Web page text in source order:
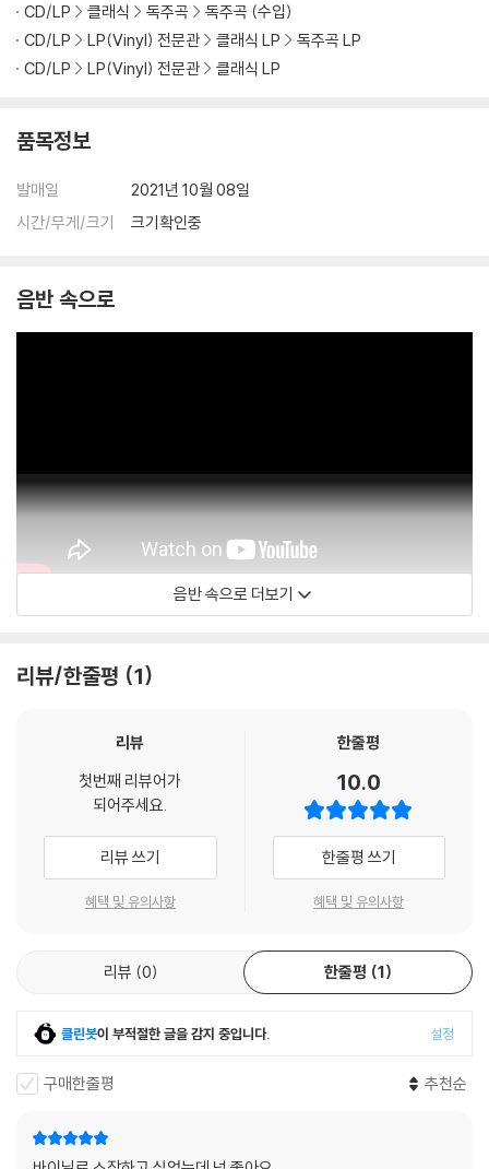
CD/LP
클래식 독주곡
독주곡 (수입)
CD/LP
LP(Vinyl) 전문관 클래식 LP
독주곡 LP
CD/LP
LP(Vinyl) 전문관 클래식 LP
품목정보
발매일
2021년 10월 08일
시간/무게/크기
크기확인중
음반 속으로
음반 속으로 더보기
리뷰/한줄평 1
리뷰
첫번째 리뷰어가
되어주세요.
리뷰 쓰기
혜택 및 유의사항
한줄평
10.0
한줄평 쓰기
혜택 및 유의사항
리뷰 0 한줄평 1
클린봇이 부적절한 글을 감지 중입니다. 설정
구매한줄평 추천순